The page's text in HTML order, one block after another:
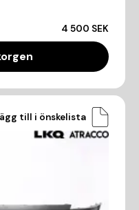
4 500 SEK
till i önskelista